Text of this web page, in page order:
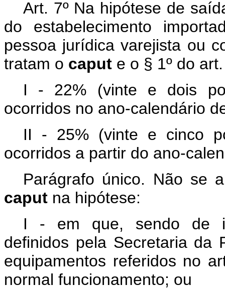
Art. 7º Na hipótese de
do estabelecimento
pessoa jurídica varejista ou
tratam o caput e o § 1º do
I - 22% (vinte e dois
ocorridos no ano-calendário
II - 25% (vinte e cinco
ocorridos a partir do ano-
Parágrafo único. Não se
caput na hipótese:
I - em que, sendo de
definidos pela Secretaria da
equipamentos referidos no
normal funcionamento; ou